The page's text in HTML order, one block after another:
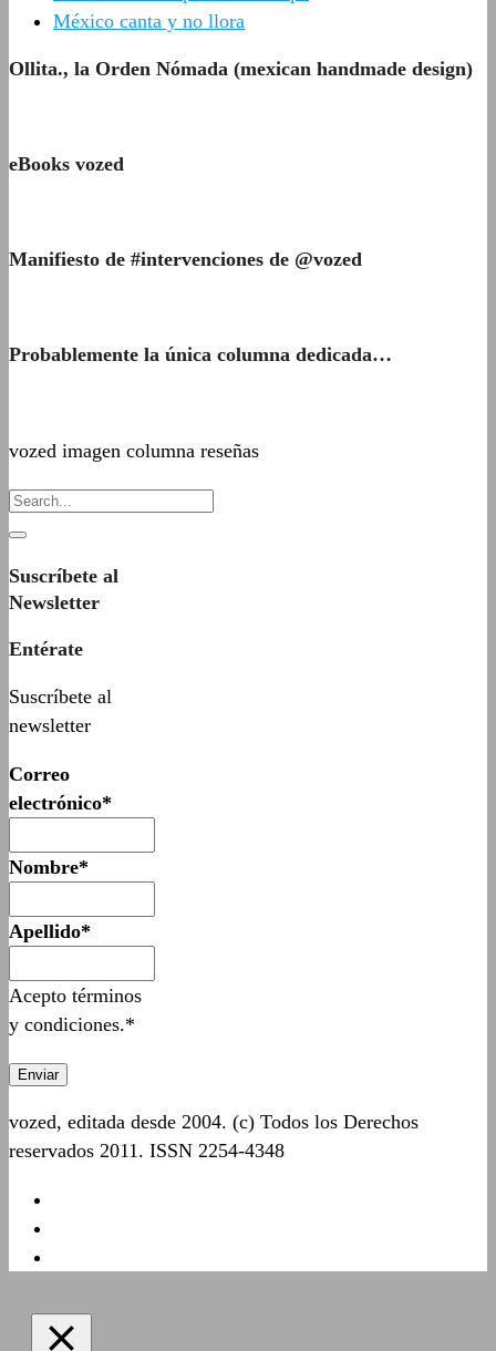
México canta y no llora
Ollita., la Orden Nómada (mexican handmade design)
eBooks vozed
Manifiesto de #intervenciones de @vozed
Probablemente la única columna dedicada…
vozed imagen columna reseñas
Suscríbete al
Newsletter
Entérate
Suscríbete al
newsletter
Correo
electrónico*
Nombre*
Apellido*
Acepto términos
y condiciones.*
vozed, editada desde 2004. (c) Todos los Derechos
reservados 2011. ISSN 2254-4348